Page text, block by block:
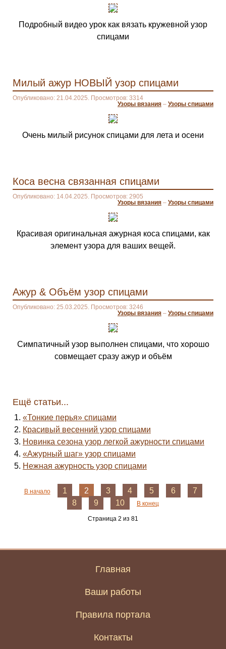
Подробный видео урок как вязать кружевной узор
спицами
Милый ажур НОВЫЙ узор спицами
Опубликовано: 21.04.2025. Просмотров: 3314
Узоры вязания – Узоры спицами
Очень милый рисунок спицами для лета и осени
Коса весна связанная спицами
Опубликовано: 14.04.2025. Просмотров: 2905
Узоры вязания – Узоры спицами
Красивая оригинальная ажурная коса спицами, как
элемент узора для ваших вещей.
Ажур & Объём узор спицами
Опубликовано: 25.03.2025. Просмотров: 3246
Узоры вязания – Узоры спицами
Симпатичный узор выполнен спицами, что хорошо
совмещает сразу ажур и объём
Ещё статьи...
«Тонкие перья» спицами
Красивый весенний узор спицами
Новинка сезона узор легкой ажурности спицами
«Ажурный шаг» узор спицами
Нежная ажурность узор спицами
В начало 1 2 3 4 5 6
7
8
9 10 В конец
Страница 2 из 81
Главная
Ваши работы
Правила портала
Контакты